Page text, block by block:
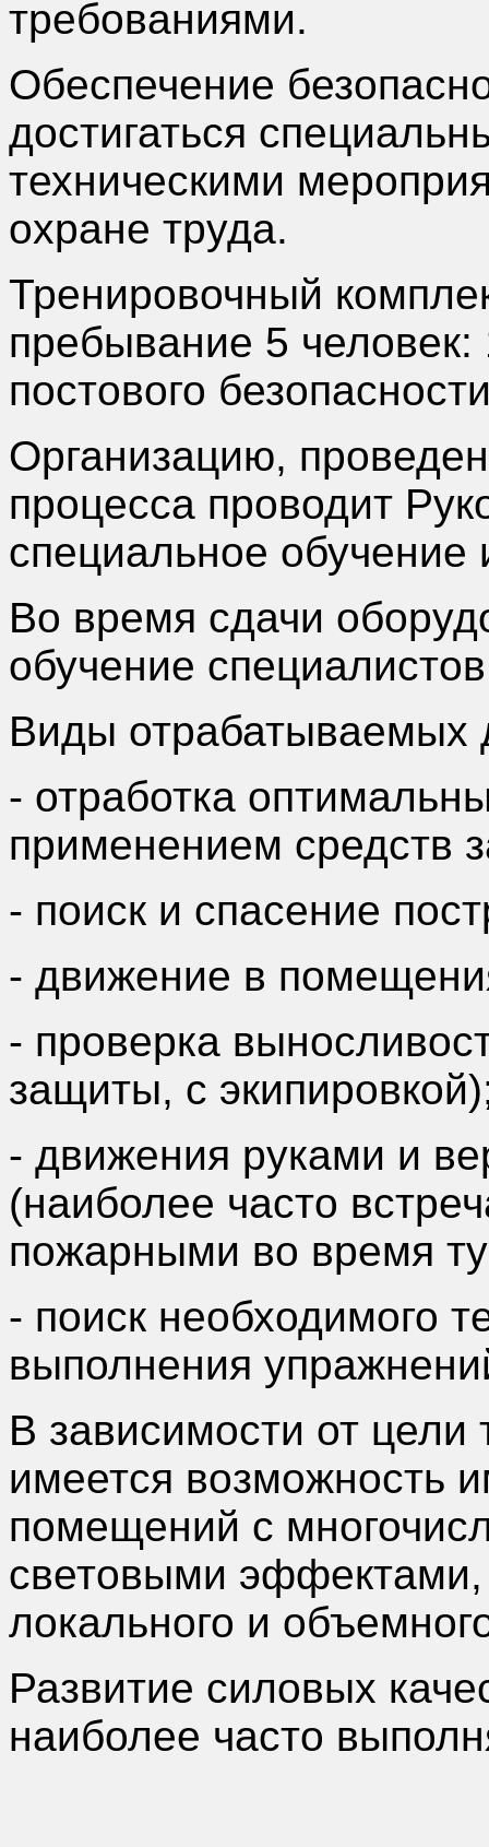
требованиями.
Обеспечение
достигаться
техническими
охране труда.
Тренировочный
пребывание 5 человек:
постового
Организацию,
процесса проводит
специальное
Во время сдачи
обучение
Виды отрабатываемых
- отработка
применением средств
- поиск и спасение
- движение в
- проверка
защиты, с
- движения руками и
(наиболее часто
пожарными во время
- поиск необходимого
выполнения
В зависимости от
имеется возможность
помещений с
световыми
локального и
Развитие силовых
наиболее часто